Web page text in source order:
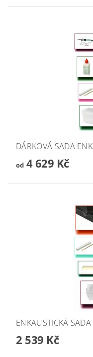
DÁRKOVÁ SADA
od4 629 Kč
ENKAUSTICKÁ
2 539 Kč